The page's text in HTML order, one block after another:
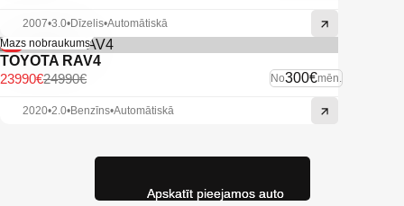
2007•3.0•Dīzelis•Automātiskā
-4%
Mazs nobraukums
TOYOTA RAV4
No300€mēn.
24990€
23990€
2020•2.0•Benzīns•Automātiskā